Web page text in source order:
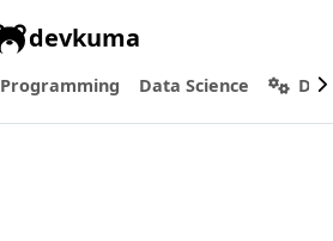
devkuma
Programming Data Science